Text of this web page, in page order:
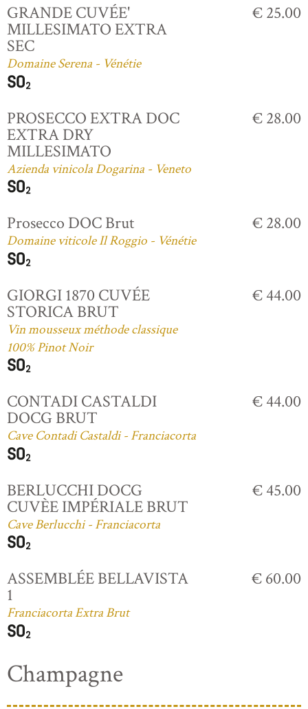
GRANDE CUVÉE'
MILLESIMATO EXTRA
SEC
Domaine Serena - Vénétie
€ 25.00
PROSECCO EXTRA DOC
EXTRA DRY
MILLESIMATO
Azienda vinicola Dogarina - Veneto
€ 28.00
Prosecco DOC Brut
Domaine viticole Il Roggio - Vénétie
€ 28.00
GIORGI 1870 CUVÉE
STORICA BRUT
Vin mousseux méthode classique
100% Pinot Noir
€ 44.00
CONTADI CASTALDI
DOCG BRUT
Cave Contadi Castaldi - Franciacorta
€ 44.00
BERLUCCHI DOCG
CUVÈE IMPÉRIALE BRUT
Cave Berlucchi - Franciacorta
€ 45.00
ASSEMBLÉE BELLAVISTA
1
Franciacorta Extra Brut
€ 60.00
Champagne